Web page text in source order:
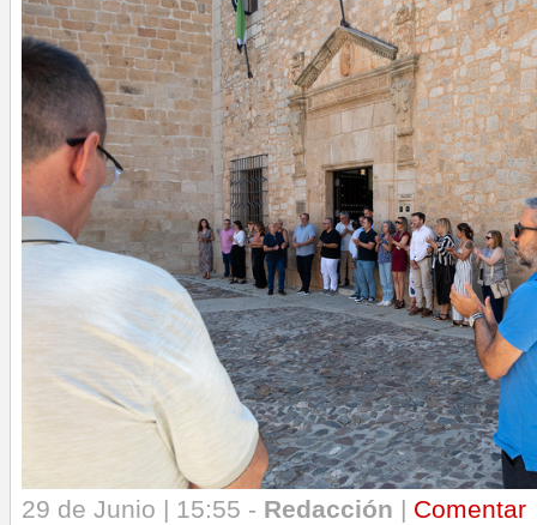
29 de Junio | 15:55 - Redacción | Comentar